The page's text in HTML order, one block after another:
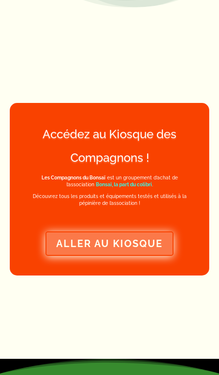
Accédez au Kiosque des
Compagnons !
Les Compagnons du Bonsaïest un groupement d’achat de
l’association Bonsaï, la part du colibri
Découvrez tous les produits et équipements testés et utilisés à la
pépinière de l’association !
ALLER AU KIOSQUE